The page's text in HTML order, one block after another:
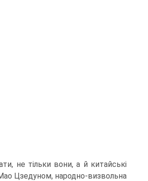
не тільки вони, а й китайські
Цзедуном, народ­но-визвольна